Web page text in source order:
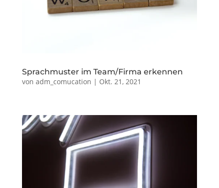
Sprachmuster im Team/Firma erkennen
von adm_comucation | Okt. 21, 2021